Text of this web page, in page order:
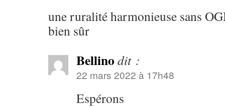
une ruralité harmonieuse sans
bien sûr
Bellino dit :
22 mars 2022 à 17h48
Espérons